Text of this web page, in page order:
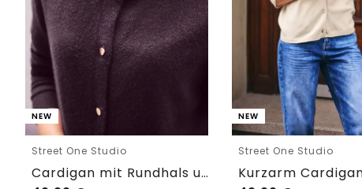
NEW
Street One Studio
Cardigan mit Rundhals und Knöpfen
NEW
Street One Studio